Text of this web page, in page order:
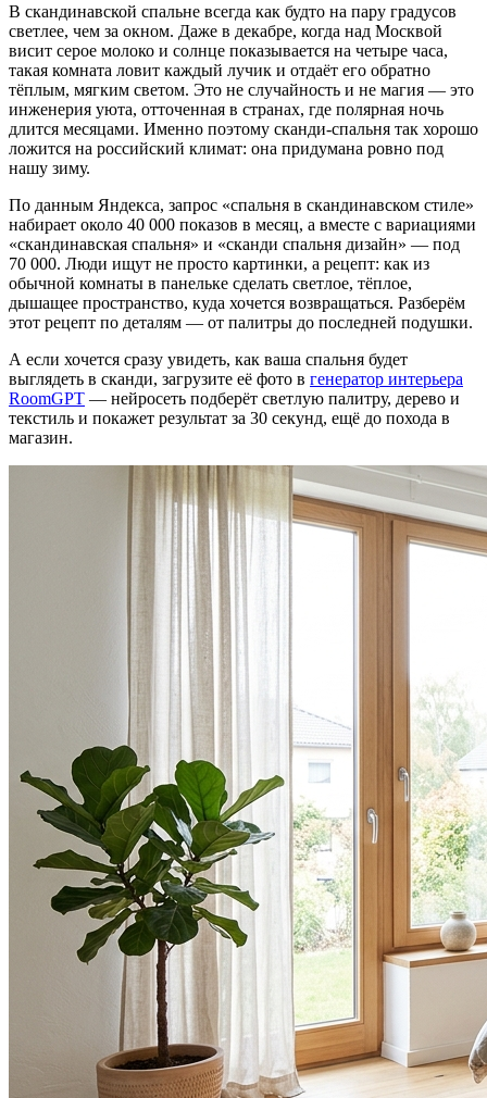
В скандинавской спальне всегда как будто на пару градусов
светлее, чем за окном. Даже в декабре, когда над Москвой
висит серое молоко и солнце показывается на четыре часа,
такая комната ловит каждый лучик и отдаёт его обратно
тёплым, мягким светом. Это не случайность и не магия — это
инженерия уюта, отточенная в странах, где полярная ночь
длится месяцами. Именно поэтому сканди-спальня так хорошо
ложится на российский климат: она придумана ровно под
нашу зиму.
По данным Яндекса, запрос «спальня в скандинавском стиле»
набирает около 40 000 показов в месяц, а вместе с вариациями
«скандинавская спальня» и «сканди спальня дизайн» — под
70 000. Люди ищут не просто картинки, а рецепт: как из
обычной комнаты в панельке сделать светлое, тёплое,
дышащее пространство, куда хочется возвращаться. Разберём
этот рецепт по деталям — от палитры до последней подушки.
А если хочется сразу увидеть, как ваша спальня будет
выглядеть в сканди, загрузите её фото в генератор интерьера
RoomGPT — нейросеть подберёт светлую палитру, дерево и
текстиль и покажет результат за 30 секунд, ещё до похода в
магазин.